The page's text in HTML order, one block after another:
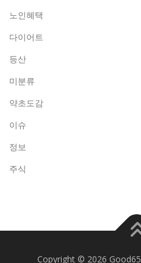
노인혜택
다이어트
등산
미분류
약초도감
이슈
정보
주식
Copyright © 2026 Good65